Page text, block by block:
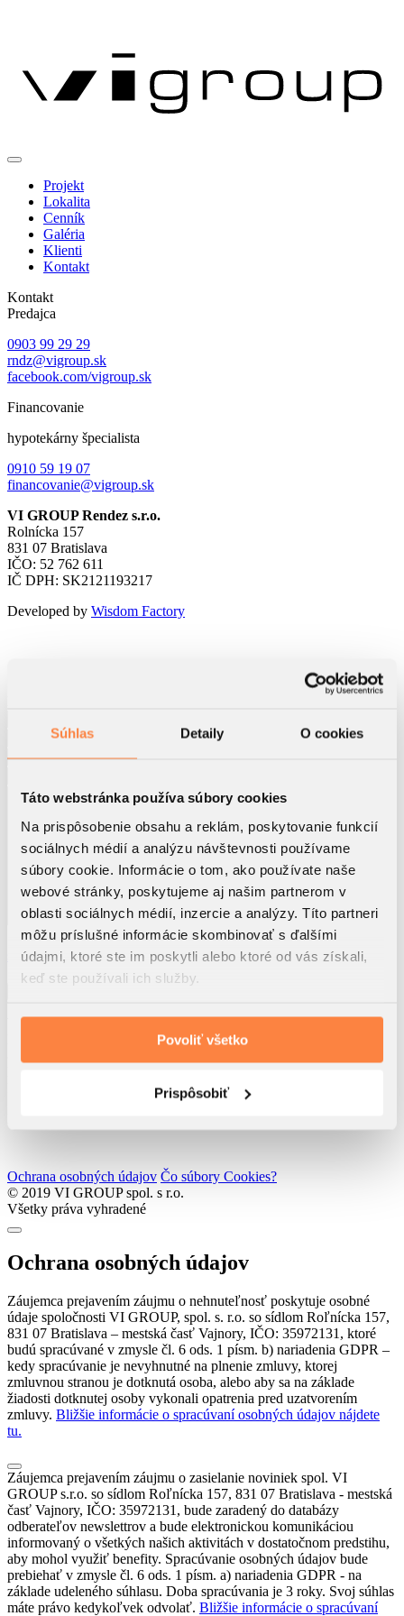
Súhlas Detaily O cookies
Táto webstránka používa súbory cookies
Na prispôsobenie obsahu a reklám, poskytovanie funkcií
sociálnych médií a analýzu návštevnosti používame
súbory cookie. Informácie o tom, ako používate naše
webové stránky, poskytujeme aj našim partnerom v
oblasti sociálnych médií, inzercie a analýzy. Títo partneri
môžu príslušné informácie skombinovať s ďalšími
údajmi, ktoré ste im poskytli alebo ktoré od vás získali,
keď ste používali ich služby.
Povoliť všetko
Prispôsobiť
Projekt
Lokalita
Cenník
Galéria
Klienti
Kontakt
Kontakt
Predajca
0903 99 29 29
rndz@vigroup.sk
facebook.com/vigroup.sk
Financovanie
hypotekárny špecialista
0910 59 19 07
financovanie@vigroup.sk
VI GROUP Rendez s.r.o.
Rolnícka 157
831 07 Bratislava
IČO: 52 762 611
IČ DPH: SK2121193217
Developed by Wisdom Factory
Využitím tohto formulára beriem na vedomie, že dôjde k
spracúvaniu osobných údajov
Súhlasím so zasielaním noviniek spol. VI GROUP s.r.o.
VI GROUP Rendez s.r.o.
Ochrana osobných údajov Čo súbory Cookies?
© 2019 VI GROUP spol. s r.o.
Všetky práva vyhradené
Ochrana osobných údajov
Záujemca prejavením záujmu o nehnuteľnosť poskytuje osobné
údaje spoločnosti VI GROUP, spol. s. r.o. so sídlom Roľnícka 157,
831 07 Bratislava – mestská časť Vajnory, IČO: 35972131, ktoré
budú spracúvané v zmysle čl. 6 ods. 1 písm. b) nariadenia GDPR –
kedy spracúvanie je nevyhnutné na plnenie zmluvy, ktorej
zmluvnou stranou je dotknutá osoba, alebo aby sa na základe
žiadosti dotknutej osoby vykonali opatrenia pred uzatvorením
zmluvy. Bližšie informácie o spracúvaní osobných údajov nájdete
tu.
Záujemca prejavením záujmu o zasielanie noviniek spol. VI
GROUP s.r.o. so sídlom Roľnícka 157, 831 07 Bratislava - mestská
časť Vajnory, IČO: 35972131, bude zaradený do databázy
odberateľov newslettrov a bude elektronickou komunikáciou
informovaný o všetkých našich aktivitách v dostatočnom predstihu,
aby mohol využiť benefity. Spracúvanie osobných údajov bude
prebiehať v zmysle čl. 6 ods. 1 písm. a) nariadenia GDPR - na
základe udeleného súhlasu. Doba spracúvania je 3 roky. Svoj súhlas
máte právo kedykoľvek odvolať. Bližšie informácie o spracúvaní